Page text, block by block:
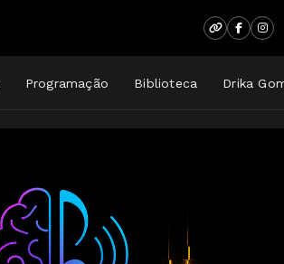
Programação Biblioteca Drika